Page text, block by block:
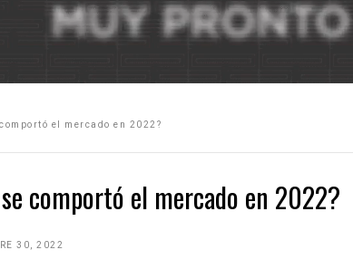
el mercado en 2022?
comportó el mercado en 2022?
30, 2022